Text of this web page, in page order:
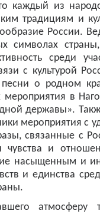
каждый из
традициям и
России.
символах
среди
с культурой
песни о родном
в
державы».
мероприятия с
связанные с
и
насыщенным и
и единства
атмосферу